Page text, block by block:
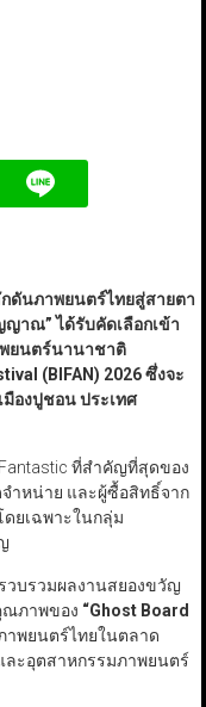
ดันภาพยนตร์ไทยสู่สายตา
ญาณ”ได้รับคัดเลือกเข้า
ยนตร์นานาชาติ
(BIFAN) 2026ซึ่งจะ
องปูชอน ประเทศ
ที่สำคัญที่สุดของ
จำหน่าย และผู้ซื้อสิทธิ์จาก
ยเฉพาะในกลุ่ม
วบรวมผลงานสยองขวัญ
ณภาพของ “Ghost Board
าพยนตร์ไทยในตลาด
ละอุตสาหกรรมภาพยนตร์